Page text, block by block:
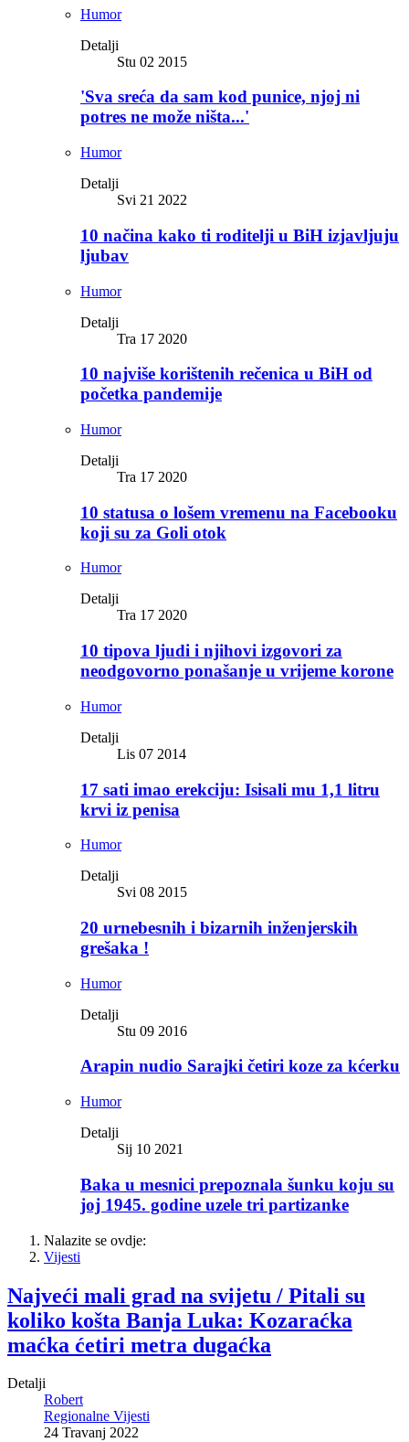
Humor
Detalji
Stu 02 2015
'Sva sreća da sam kod punice, njoj ni
potres ne može ništa...'
Humor
Detalji
Svi 21 2022
10 načina kako ti roditelji u BiH izjavljuju
ljubav
Humor
Detalji
Tra 17 2020
10 najviše korištenih rečenica u BiH od
početka pandemije
Humor
Detalji
Tra 17 2020
10 statusa o lošem vremenu na Facebooku
koji su za Goli otok
Humor
Detalji
Tra 17 2020
10 tipova ljudi i njihovi izgovori za
neodgovorno ponašanje u vrijeme korone
Humor
Detalji
Lis 07 2014
17 sati imao erekciju: Isisali mu 1,1 litru
krvi iz penisa
Humor
Detalji
Svi 08 2015
20 urnebesnih i bizarnih inženjerskih
grešaka !
Humor
Detalji
Stu 09 2016
Arapin nudio Sarajki četiri koze za kćerku
Humor
Detalji
Sij 10 2021
Baka u mesnici prepoznala šunku koju su
joj 1945. godine uzele tri partizanke
Nalazite se ovdje:
Vijesti
Najveći mali grad na svijetu / Pitali su
koliko košta Banja Luka: Kozaraćka
maćka ćetiri metra dugaćka
Detalji
Robert
Regionalne Vijesti
24 Travanj 2022